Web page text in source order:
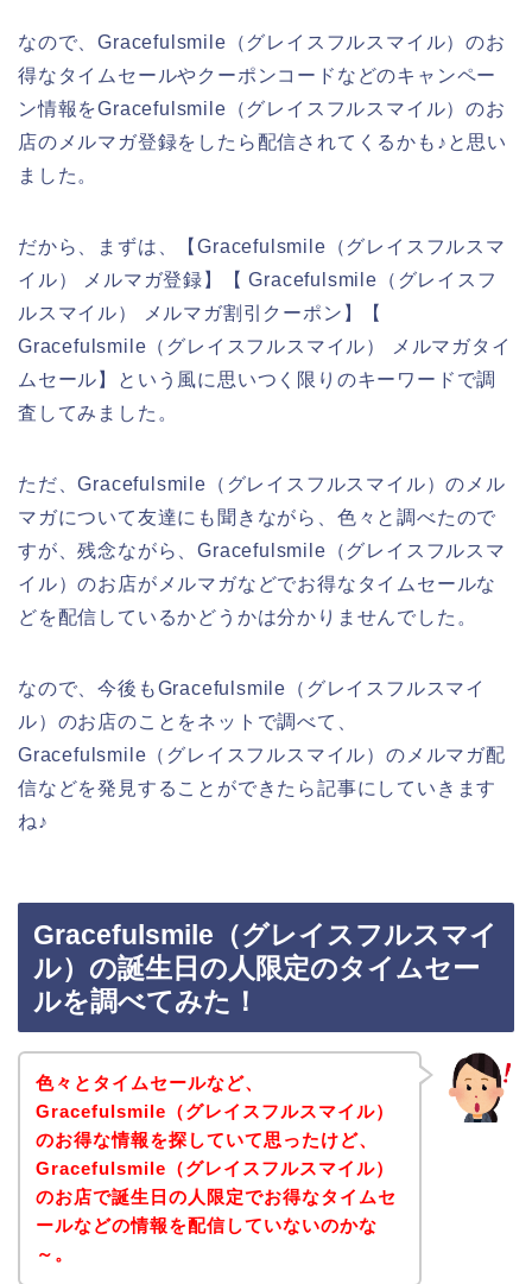
なので、Gracefulsmile（グレイスフルスマイル）のお
得なタイムセールやクーポンコードなどのキャンペー
ン情報をGracefulsmile（グレイスフルスマイル）のお
店のメルマガ登録をしたら配信されてくるかも♪と思い
ました。
だから、まずは、【Gracefulsmile（グレイスフルスマ
イル） メルマガ登録】【 Gracefulsmile（グレイスフ
ルスマイル） メルマガ割引クーポン】【
Gracefulsmile（グレイスフルスマイル） メルマガタイ
ムセール】という風に思いつく限りのキーワードで調
査してみました。
ただ、Gracefulsmile（グレイスフルスマイル）のメル
マガについて友達にも聞きながら、色々と調べたので
すが、残念ながら、Gracefulsmile（グレイスフルスマ
イル）のお店がメルマガなどでお得なタイムセールな
どを配信しているかどうかは分かりませんでした。
なので、今後もGracefulsmile（グレイスフルスマイ
ル）のお店のことをネットで調べて、
Gracefulsmile（グレイスフルスマイル）のメルマガ配
信などを発見することができたら記事にしていきます
ね♪
Gracefulsmile（グレイスフルスマイ
ル）の誕生日の人限定のタイムセー
ルを調べてみた！
色々とタイムセールなど、
Gracefulsmile（グレイスフルスマイル）
のお得な情報を探していて思ったけど、
Gracefulsmile（グレイスフルスマイル）
のお店で誕生日の人限定でお得なタイムセ
ールなどの情報を配信していないのかな
～。